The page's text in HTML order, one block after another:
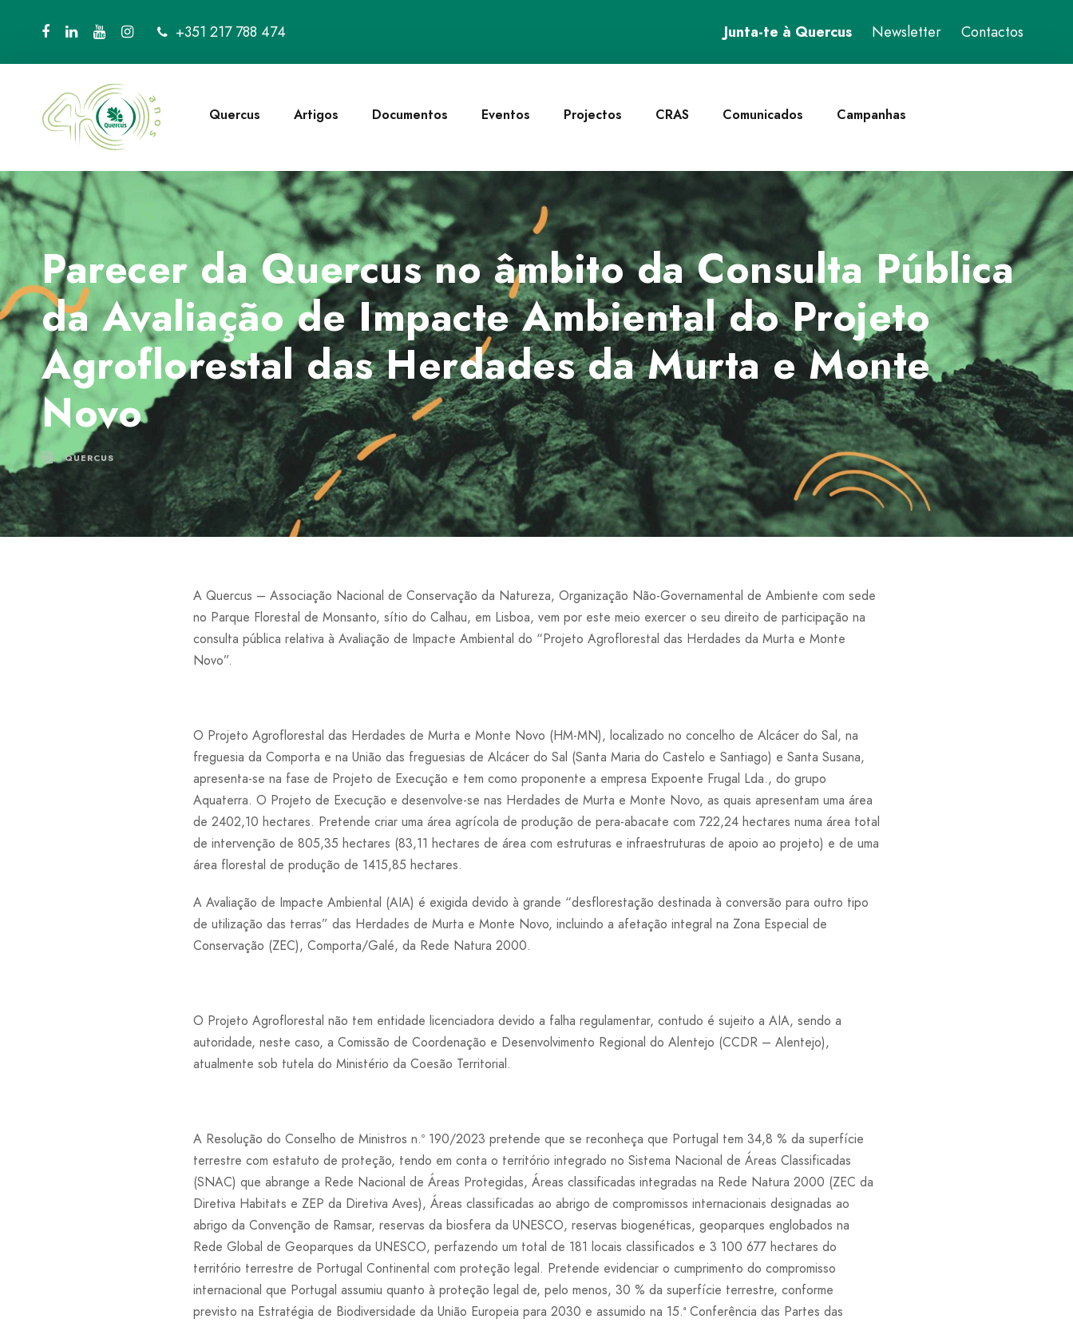
+351 217 788 474 Junta-te à Quercus Newsletter Contactos
Quercus Artigos Documentos Eventos Projectos CRAS Comunicados Campanhas
Parecer da Quercus no âmbito da Consulta Pública
da Avaliação de Impacte Ambiental do Projeto
Agroflorestal das Herdades da Murta e Monte
Novo
QUERCUS
A Quercus – Associação Nacional de Conservação da Natureza, Organização Não-Governamental de Ambiente com sede
no Parque Florestal de Monsanto, sítio do Calhau, em Lisboa, vem por este meio exercer o seu direito de participação na
consulta pública relativa à Avaliação de Impacte Ambiental do “Projeto Agroflorestal das Herdades da Murta e Monte
Novo”.
O Projeto Agroflorestal das Herdades de Murta e Monte Novo (HM-MN), localizado no concelho de Alcácer do Sal, na
freguesia da Comporta e na União das freguesias de Alcácer do Sal (Santa Maria do Castelo e Santiago) e Santa Susana,
apresenta-se na fase de Projeto de Execução e tem como proponente a empresa Expoente Frugal Lda., do grupo
Aquaterra. O Projeto de Execução e desenvolve-se nas Herdades de Murta e Monte Novo, as quais apresentam uma área
de 2402,10 hectares. Pretende criar uma área agrícola de produção de pera-abacate com 722,24 hectares numa área total
de intervenção de 805,35 hectares (83,11 hectares de área com estruturas e infraestruturas de apoio ao projeto) e de uma
área florestal de produção de 1415,85 hectares.
A Avaliação de Impacte Ambiental (AIA) é exigida devido à grande “desflorestação destinada à conversão para outro tipo
de utilização das terras” das Herdades de Murta e Monte Novo, incluindo a afetação integral na Zona Especial de
Conservação (ZEC), Comporta/Galé, da Rede Natura 2000.
O Projeto Agroflorestal não tem entidade licenciadora devido a falha regulamentar, contudo é sujeito a AIA, sendo a
autoridade, neste caso, a Comissão de Coordenação e Desenvolvimento Regional do Alentejo (CCDR – Alentejo),
atualmente sob tutela do Ministério da Coesão Territorial.
A Resolução do Conselho de Ministros n.º 190/2023 pretende que se reconheça que Portugal tem 34,8 % da superfície
terrestre com estatuto de proteção, tendo em conta o território integrado no Sistema Nacional de Áreas Classificadas
(SNAC) que abrange a Rede Nacional de Áreas Protegidas, Áreas classificadas integradas na Rede Natura 2000 (ZEC da
Diretiva Habitats e ZEP da Diretiva Aves), Áreas classificadas ao abrigo de compromissos internacionais designadas ao
abrigo da Convenção de Ramsar, reservas da biosfera da UNESCO, reservas biogenéticas, geoparques englobados na
Rede Global de Geoparques da UNESCO, perfazendo um total de 181 locais classificados e 3 100 677 hectares do
território terrestre de Portugal Continental com proteção legal. Pretende evidenciar o cumprimento do compromisso
internacional que Portugal assumiu quanto à proteção legal de, pelo menos, 30 % da superfície terrestre, conforme
previsto na Estratégia de Biodiversidade da União Europeia para 2030 e assumido na 15.ª Conferência das Partes das